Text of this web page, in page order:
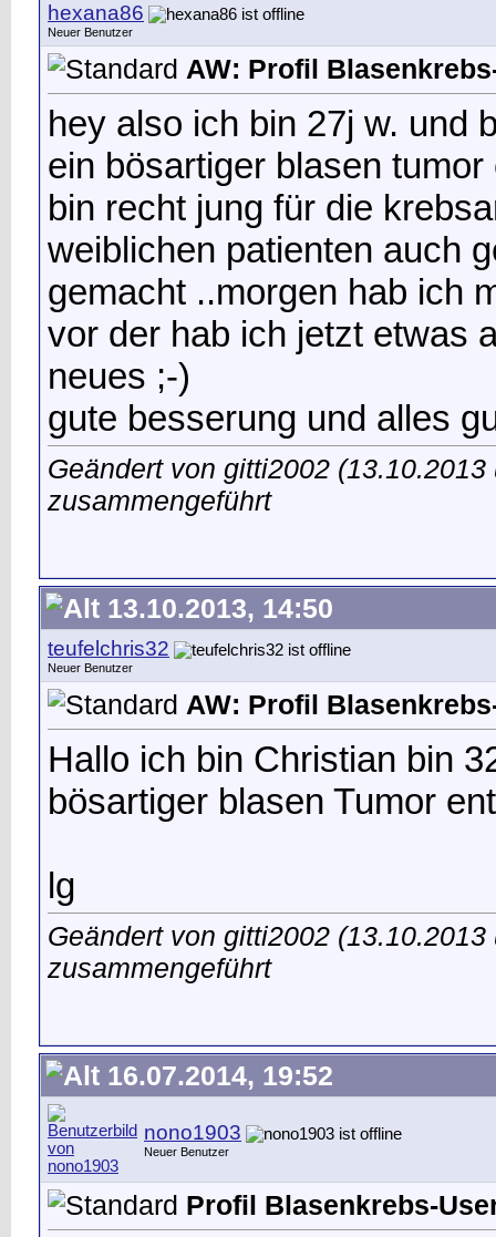
hexana86
Neuer Benutzer
AW: Profil
hey also ich bin 27j w. und
ein bösartiger blasen
bin recht jung für die
weiblichen patienten auch
gemacht ..morgen hab ich
vor der hab ich jetzt etwas
neues ;-)
gute besserung und alles
Geändert von gitti2002
zusammengeführt
13.10.2013, 14:50
teufelchris32
Neuer Benutzer
AW: Profil
Hallo ich bin Christian bin
bösartiger blasen Tumor
lg
Geändert von gitti2002
zusammengeführt
16.07.2014, 19:52
nono1903
Neuer Benutzer
Profil Blasenkrebs-